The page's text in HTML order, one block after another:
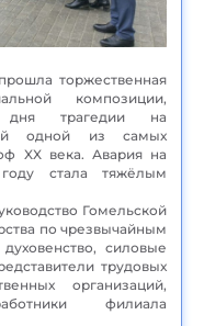
торжественная
композиции,
дня трагедии на
одной из самых
XX века. Авария на
стала тяжёлым
Гомельской
по чрезвычайным
силовые
трудовых
организаций,
филиала